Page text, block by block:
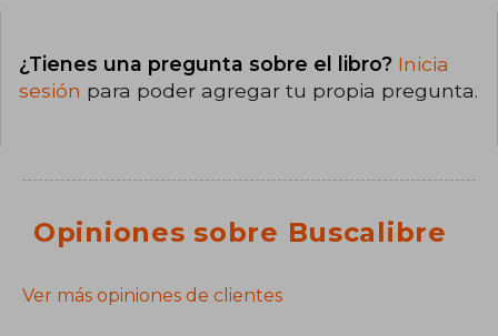
¿Tienes una pregunta sobre el libro? Inicia
sesión para poder agregar tu propia pregunta.
Opiniones sobre Buscalibre
Ver más opiniones de clientes